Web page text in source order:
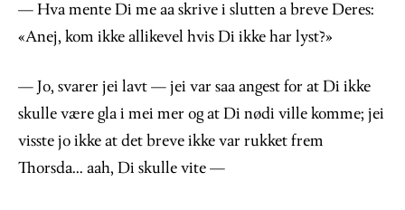
— Hva mente Di me aa skrive i slutten a breve Deres:
«Anej, kom ikke allikevel hvis Di ikke har lyst?»
— Jo, svarer jei lavt — jei var saa angest for at Di ikke
skulle være gla i mei mer og at Di nødi ville komme; jei
visste jo ikke at det breve ikke var rukket frem
Thorsda... aah, Di skulle vite —